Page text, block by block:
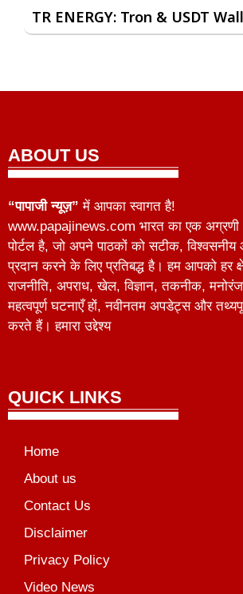
‎TR ENERGY: Tron & USDT
ABOUT US
“पापाजी न्यूज़” में आपका स्वागत है!
www.papajinews.com भारत का एक अग्रणी
पोर्टल है, जो अपने पाठकों को सटीक, विश्वसनीय
प्रदान करने के लिए प्रतिबद्ध है। हम आपको हर
राजनीति, अपराध, खेल, विज्ञान, तकनीक,
महत्वपूर्ण घटनाएँ हों, नवीनतम अपडेट्स और
करते हैं। हमारा उद्देश्य
QUICK LINKS
Home
About us
Contact Us
Disclaimer
Privacy Policy
Video News